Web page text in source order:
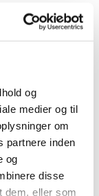
og
medier og til
om
partnere inden
og
disse
dem, eller som
højdepunkt.
med
Vær commitet